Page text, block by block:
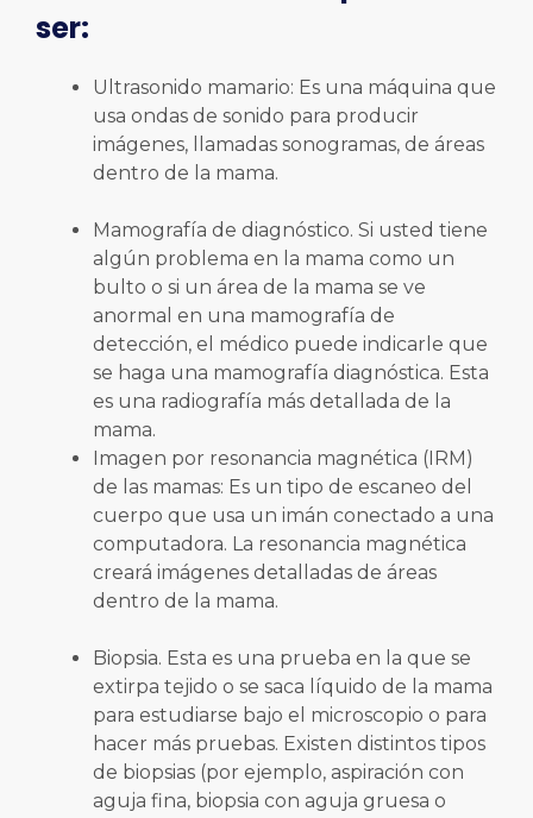
ser:
Ultrasonido mamario: Es una máquina que
usa ondas de sonido para producir
imágenes, llamadas sonogramas, de áreas
dentro de la mama.
Mamografía de diagnóstico. Si usted tiene
algún problema en la mama como un
bulto o si un área de la mama se ve
anormal en una mamografía de
detección, el médico puede indicarle que
se haga una mamografía diagnóstica. Esta
es una radiografía más detallada de la
mama.
Imagen por resonancia magnética (IRM)
de las mamas: Es un tipo de escaneo del
cuerpo que usa un imán conectado a una
computadora. La resonancia magnética
creará imágenes detalladas de áreas
dentro de la mama.
Biopsia. Esta es una prueba en la que se
extirpa tejido o se saca líquido de la mama
para estudiarse bajo el microscopio o para
hacer más pruebas. Existen distintos tipos
de biopsias (por ejemplo, aspiración con
aguja fina, biopsia con aguja gruesa o